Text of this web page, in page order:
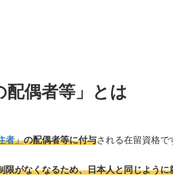
配偶者等 」とは
者」の配偶者等に付与される在留資格で
限がなくなるため、日本人と同じように